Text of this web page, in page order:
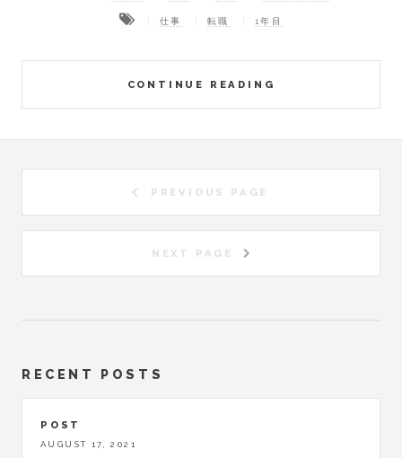
CONTINUE READING
仕事 転職 1年目
PREVIOUS PAGE
NEXT PAGE
RECENT POSTS
POST
AUGUST 17, 2021